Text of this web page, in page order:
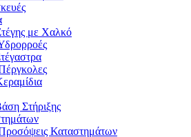
με Χαλκό
Στήριξης
Καταστημάτων